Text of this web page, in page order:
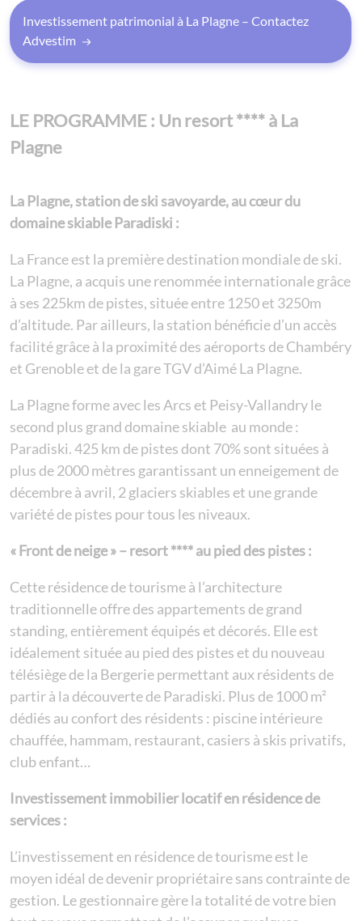
Investissement patrimonial à La Plagne – Contactez
Advestim
LE PROGRAMME : Un resort **** à La
Plagne
La Plagne, station de ski savoyarde, au cœur du
domaine skiable Paradiski :
La France est la première destination mondiale de ski.
La Plagne, a acquis une renommée internationale grâce
à ses 225km de pistes, située entre 1250 et 3250m
d’altitude. Par ailleurs, la station bénéficie d’un accès
facilité grâce à la proximité des aéroports de Chambéry
et Grenoble et de la gare TGV d’Aimé La Plagne.
La Plagne forme avec les Arcs et Peisy-Vallandry le
second plus grand domaine skiable au monde :
Paradiski. 425 km de pistes dont 70% sont situées à
plus de 2000 mètres garantissant un enneigement de
décembre à avril, 2 glaciers skiables et une grande
variété de pistes pour tous les niveaux.
« Front de neige » – resort **** au pied des pistes :
Cette résidence de tourisme à l’architecture
traditionnelle offre des appartements de grand
standing, entièrement équipés et décorés. Elle est
idéalement située au pied des pistes et du nouveau
télésiège de la Bergerie permettant aux résidents de
partir à la découverte de Paradiski. Plus de 1000 m²
dédiés au confort des résidents : piscine intérieure
chauffée, hammam, restaurant, casiers à skis privatifs,
club enfant…
Investissement immobilier locatif en résidence de
services :
L’investissement en résidence de tourisme est le
moyen idéal de devenir propriétaire sans contrainte de
gestion. Le gestionnaire gère la totalité de votre bien